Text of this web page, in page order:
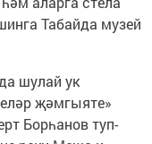
Табайда музей
шулай ук
җәм­гыяте»
Борһанов туп­